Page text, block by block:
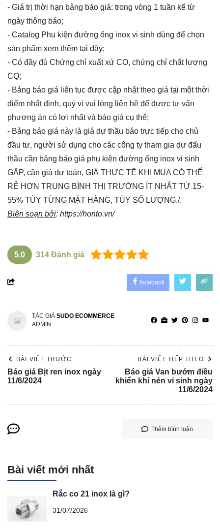
- Giá trị thời hạn bảng báo giá: trong vòng 1 tuần kể từ
ngày thông báo;
- Catalog Phụ kiện đường ống inox vi sinh dùng để chọn
sản phẩm xem thêm tại đây;
- Có đầy đủ Chứng chỉ xuất xứ CO, chứng chỉ chất lượng
CQ;
- Bảng báo giá liên tục được cập nhật theo giá tại một thời
điểm nhất định, quý vị vui lòng liên hệ để được tư vấn
phương án có lợi nhất và báo giá cụ thể;
- Bảng báo giá này là giá dự thầu báo trực tiếp cho chủ
đầu tư, người sử dụng cho các công ty tham gia dự đấu
thầu cần bảng báo giá phụ kiện đường ống inox vi sinh
GẤP, cần giá dự toán, GIÁ THỰC TẾ KHI MUA CÓ THỂ
RẺ HƠN TRUNG BÌNH THỊ TRƯỜNG ÍT NHẤT TỪ 15-
55% TÙY TỪNG MẶT HÀNG, TÙY SỐ LƯỢNG./.
Biên soạn bởi: https://honto.vn/
5.0 314 Đánh giá
facebook
TÁC GIẢ SUDO ECOMMERCE
ADMIN
BÀI VIẾT TRƯỚC
Báo giá Bịt ren inox ngày
11/6/2024
BÀI VIẾT TIẾP THEO
Báo giá Van bướm điều
khiển khí nén vi sinh ngày
11/6/2024
Thêm bình luận
Bài viết mới nhất
Rắc co 21 inox là gì?
31/07/2026